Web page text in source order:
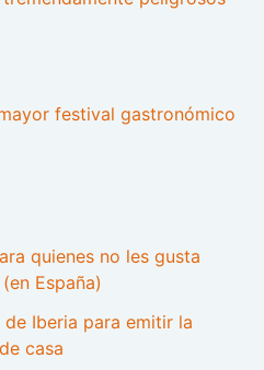
festival gastronómico
quienes no les gusta
España)
Iberia para emitir la
casa